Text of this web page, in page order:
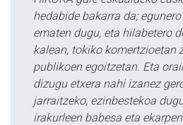
hedabide bakarra da;
ematen dugu, eta hilabetero
kalean, tokiko komertzioetan
publikoen egoitzetan. Eta
dizugu etxera nahi izanez
jarraitzeko, ezinbestekoa
irakurleen babesa eta